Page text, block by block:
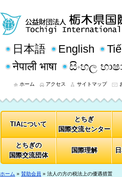
日本語 English
नेपाली भाषा
සිංහල
ホーム アクセス サイトマップ
TIAについて
とちぎ
国際交流センター
とちぎの
国際交流団体
国際理解
ホーム » 賛助会員 » 法人の方の税法上の優遇措置